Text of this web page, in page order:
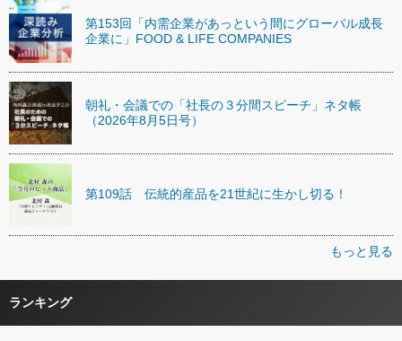
第153回「内需企業があっという間にグローバル成長
企業に」FOOD & LIFE COMPANIES
朝礼・会議での「社長の３分間スピーチ」ネタ帳
（2026年8月5日号）
第109話 伝統的産品を21世紀に生かし切る！
もっと見る
ランキング